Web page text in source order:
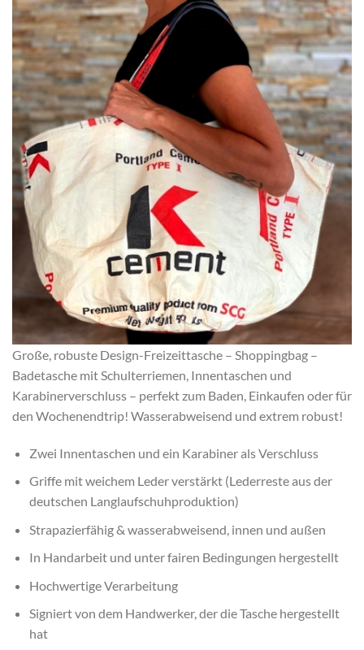
Große, robuste Design-Freizeittasche – Shoppingbag –
Badetasche mit Schulterriemen, Innentaschen und
Karabinerverschluss – perfekt zum Baden, Einkaufen oder für
den Wochenendtrip! Wasserabweisend und extrem robust!
Zwei Innentaschen und ein Karabiner als Verschluss
Griffe mit weichem Leder verstärkt (Lederreste aus der
deutschen Langlaufschuhproduktion)
Strapazierfähig & wasserabweisend, innen und außen
In Handarbeit und unter fairen Bedingungen hergestellt
Hochwertige Verarbeitung
Signiert von dem Handwerker, der die Tasche hergestellt
hat